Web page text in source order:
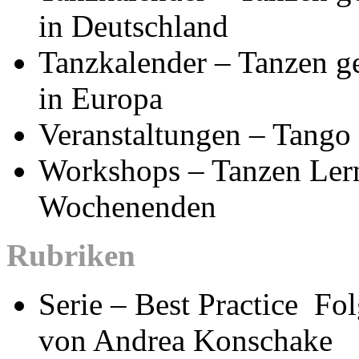
in Deutschland
Tanzkalender – Tanzen
in Europa
Veranstaltungen –
Workshops – Tanzen
Wochenenden
Rubriken
Serie – Best Practice
von Andrea Konschake